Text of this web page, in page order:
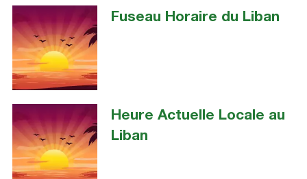
Fuseau Horaire du Liban
Heure Actuelle Locale au
Liban